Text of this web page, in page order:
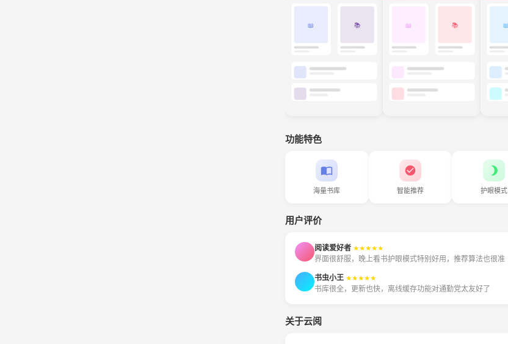
功能特色
海量书库 智能推荐 护眼模式
用户评价
阅读爱好者 ★★★★★
界面很舒服，晚上看书护眼模式特别好用，推荐算法也很准
书虫小王 ★★★★★
书库很全，更新也快，离线缓存功能对通勤党太友好了
关于云阅